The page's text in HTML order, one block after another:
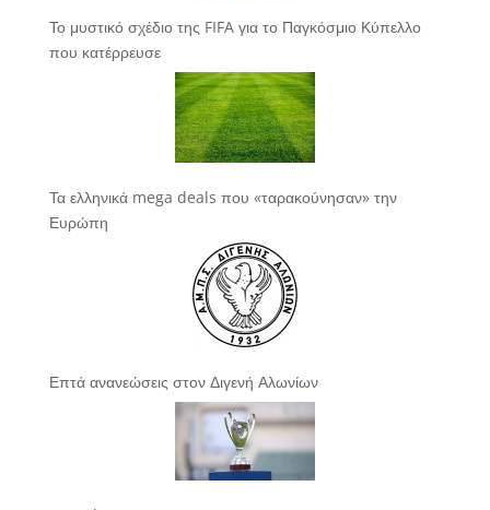
Το μυστικό σχέδιο της FIFA για το Παγκόσμιο Κύπελλο
που κατέρρευσε
Τα ελληνικά mega deals που «ταρακούνησαν» την
Ευρώπη
Επτά ανανεώσεις στον Διγενή Αλωνίων